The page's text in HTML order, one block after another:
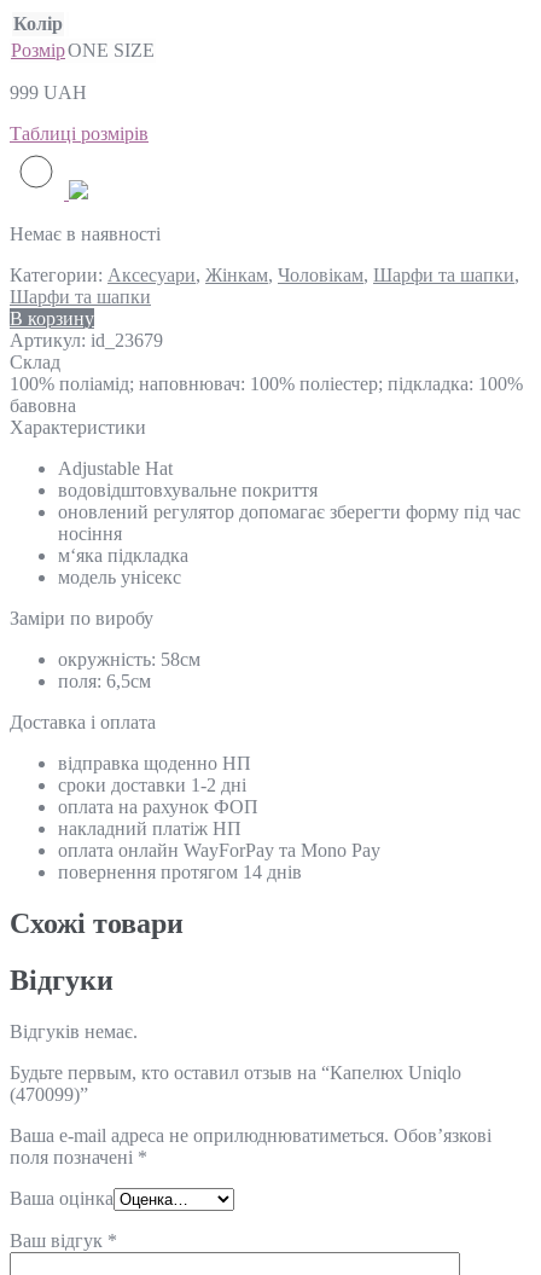
Колір
РозмірONE SIZE
999 UAH
Таблиці розмірів
Немає в наявності
Категории: Аксесуари, Жінкам, Чоловікам, Шарфи та шапки,
Шарфи та шапки
В корзину
Артикул: id_23679
Склад
100% поліамід; наповнювач: 100% поліестер; підкладка: 100%
бавовна
Характеристики
Adjustable Hat
водовідштовхувальне покриття
оновлений регулятор допомагає зберегти форму під час
носіння
м‘яка підкладка
модель унісекс
Замiри по виробу
окружність: 58см
поля: 6,5см
Доставка і оплата
відправка щоденно НП
сроки доставки 1-2 дні
оплата на рахунок ФОП
накладний платіж НП
оплата онлайн WayForPay та Mono Pay
повернення протягом 14 днів
Схожi товари
Відгуки
Відгуків немає.
Будьте первым, кто оставил отзыв на “Капелюх Uniqlo
(470099)”
Ваша e-mail адреса не оприлюднюватиметься. Обов’язкові
поля позначені *
Ваша оцінка
Ваш відгук *